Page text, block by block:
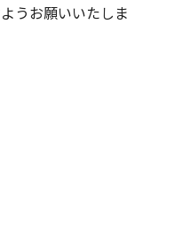
うお願いいたしま